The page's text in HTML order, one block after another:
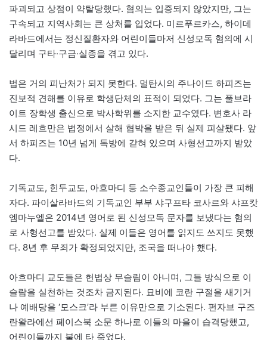
파괴되고 상점이 약탈당했다. 혐의는 입증되지 않았지만, 그는
구속되고 지역사회는 큰 상처를 입었다. 미르푸르카스, 하이데
라바드에서는 정신질환자와 어린이들마저 신성모독 혐의에 시
달리며 구타·구금·실종을 겪고 있다.
법은 거의 피난처가 되지 못한다. 멀탄시의 주나이드 하피즈는
진보적 견해를 이유로 학생단체의 표적이 되었다. 그는 풀브라
이트 장학생 출신으로 박사학위를 소지한 교수였다. 변호사 라
시드 레흐만은 법정에서 살해 협박을 받은 뒤 실제 피살됐다. 앞
서 하피즈는 10년 넘게 독방에 갇혀 있으며 사형선고까지 받았
다.
기독교도, 힌두교도, 아흐마디 등 소수종교인들이 가장 큰 피해
자다. 파이살라바드의 기독교인 부부 샤구프타 코사르와 샤프캇
엠마누엘은 2014년 영어로 된 신성모독 문자를 보냈다는 혐의
로 사형선고를 받았다. 실제 이들은 영어를 읽지도 쓰지도 못했
다. 8년 후 무죄가 확정되었지만, 조국을 떠나야 했다.
아흐마디 교도들은 헌법상 무슬림이 아니며, 그들 방식으로 이
슬람을 실천하는 것조차 금지된다. 묘비에 코란 구절을 새기거
나 예배당을 ‘모스크’라 부른 이유만으로 기소된다. 펀자브 구즈
란왈라에선 페이스북 소문 하나로 이들의 마을이 습격당했고,
어린이들까지 불에 타 죽었다.